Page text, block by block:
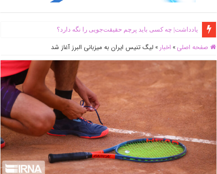
یادداشت| ‌چه کسی باید پرچم حقیقت‌جویی را نگه دارد؟
صفحه اصلی » اخبار » لیگ تنیس ایران به میزبانی البرز آغاز شد